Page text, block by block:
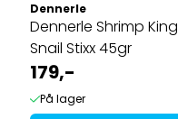
Dennerle
Dennerle Shrimp King
Snail Stixx 45gr
179,-
På lager